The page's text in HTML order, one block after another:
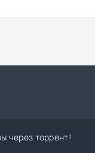
через торрент!